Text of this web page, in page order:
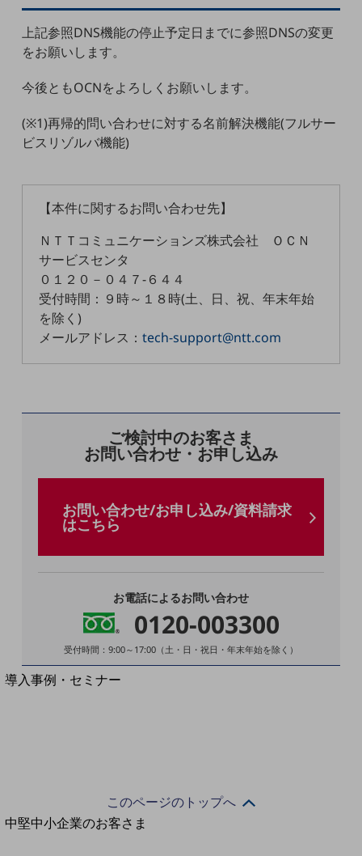
ビジネス向けスマートフォン
タフネススマートフォン
ドコモケータイ
5G対応ホームルーター
衛星携帯電話
IOT完了済みメーカーブランド製品
料金TOP
ドコモBiz データ無制限 ドコモ MAX ドコモ mini ドコモBiz かけ放題
ケータイプラン
5Gデータプラス
モバイルサービス
運用保守・故障紛失サポート
回線・ネットワーク
お手続き
別ウィンドウで開きます
サービスをご利用中のお客さま
導入事例・セミナー
中堅中小企業のお客さま
上記参照DNS機能の停止予定日までに参照DNSの変更
をお願いします。
今後ともOCNをよろしくお願いします。
(※1)再帰的問い合わせに対する名前解決機能(フルサー
ビスリゾルバ機能)
【本件に関するお問い合わせ先】
ＮＴＴコミュニケーションズ株式会社 ＯＣＮ
サービスセンタ
０１２０－０４７-６４４
受付時間：９時～１８時(土、日、祝、年末年始
を除く)
メールアドレス：tech-support@ntt.com
ご検討中のお客さま
お問い合わせ・お申し込み
お問い合わせ/お申し込み/資料請求
はこちら
お電話によるお問い合わせ
0120-003300
受付時間：9:00～17:00（土・日・祝日・年末年始を除く）
このページのトップへ